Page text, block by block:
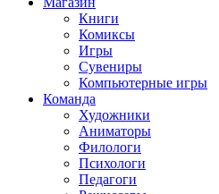
Книги
Комиксы
Игры
Сувениры
Компьютерные игры
Команда
Художники
Аниматоры
Филологи
Психологи
Педагоги